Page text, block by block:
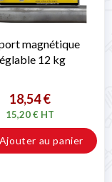
magnétique
12 kg
18,54 €
15,20 € HT
Ajouter au panier